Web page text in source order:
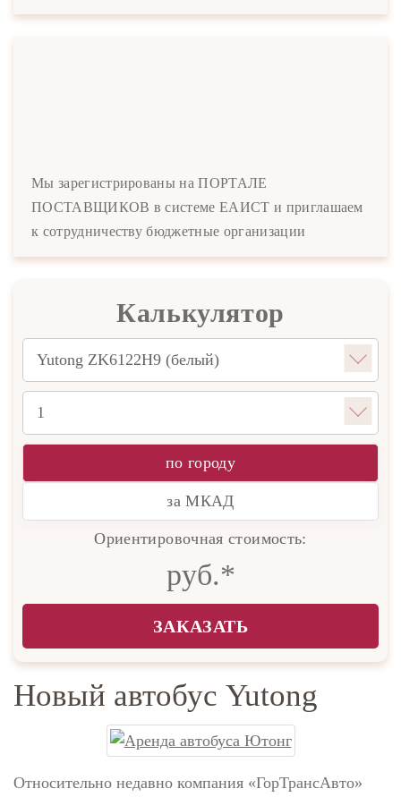
Мы зарегистрированы на ПОРТАЛЕ
ПОСТАВЩИКОВ в системе ЕАИСТ и приглашаем
к сотрудничеству бюджетные организации
Калькулятор
по городу
за МКАД
Ориентировочная стоимость:
руб.*
ЗАКАЗАТЬ
Новый автобус Yutong
Относительно недавно компания «ГорТрансАвто»